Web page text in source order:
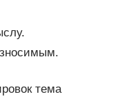
тема